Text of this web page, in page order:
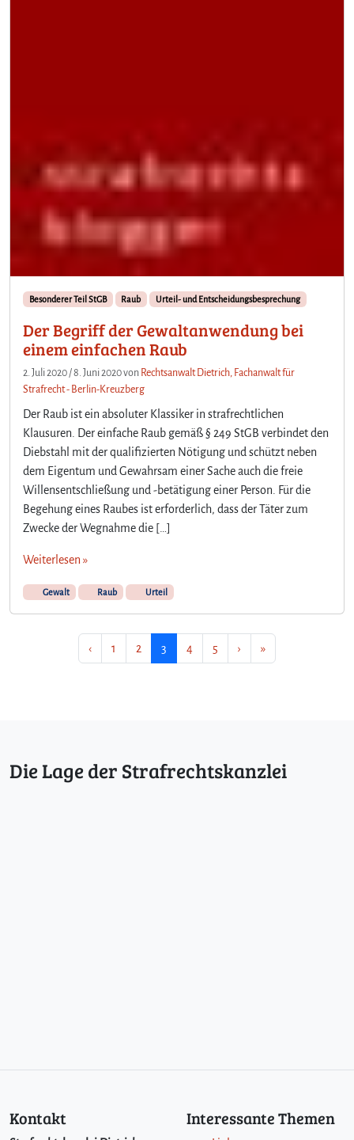
Besonderer Teil StGB Raub Urteil- und Entscheidungsbesprechung
Der Begriff der Gewaltanwendung bei
einem einfachen Raub
2. Juli 2020 /8. Juni 2020von Rechtsanwalt Dietrich, Fachanwalt für
Strafrecht - Berlin-Kreuzberg
Der Raub ist ein absoluter Klassiker in strafrechtlichen
Klausuren. Der einfache Raub gemäß § 249 StGB verbindet den
Diebstahl mit der qualifizierten Nötigung und schützt neben
dem Eigentum und Gewahrsam einer Sache auch die freie
Willensentschließung und -betätigung einer Person. Für die
Begehung eines Raubes ist erforderlich, dass der Täter zum
Zwecke der Wegnahme die […]
Weiterlesen »
Gewalt Raub Urteil
‹ Seite
1 Seite
2 Aktuelle Seite
3 Seite
4 Seite
5 › »
Die Lage der Strafrechtskanzlei
Kontakt Interessante Themen